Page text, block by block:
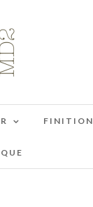
FINITION